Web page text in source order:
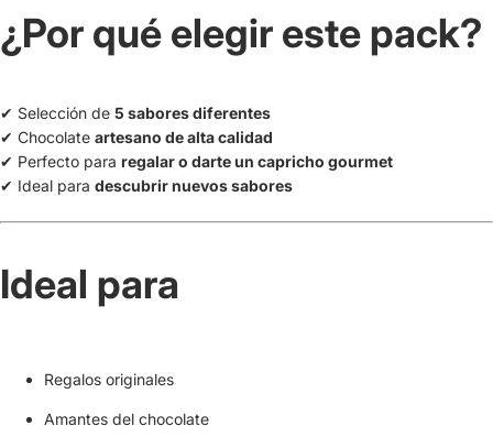
¿Por qué elegir este pack?
✔ Selección de 5 sabores diferentes
✔ Chocolate artesano de alta calidad
✔ Perfecto para regalar o darte un capricho gourmet
✔ Ideal para descubrir nuevos sabores
Ideal para
Regalos originales
Amantes del chocolate